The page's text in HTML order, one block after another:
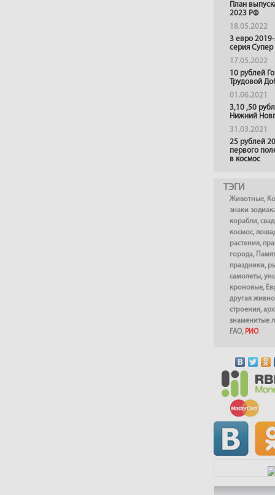
План
2023 РФ
18.05.2022
3 евро
серия
17.05.2022
10 рублей
Трудовой
01.06.2021
3,10 ,50
Нижний
31.03.2021
25 рублей
первого
в космос
ТЭГИ
Животные,
знаки
корабли,
космос,
растения,
города,
праздники,
самолеты,
кроновые,
другая
строения,
знаменитые
FAO, РИО